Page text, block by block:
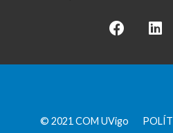
© 2021 COM UVigo